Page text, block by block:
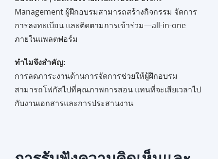
Management ผู้ฝึกอบรมสามารถสร้างกิจกรรม จัดการ
การลงทะเบียน และติดตามการเข้าร่วม—all-in-one
ภายในแพลตฟอร์ม
ทำไมจึงสำคัญ:
การลดภาระงานด้านการจัดการช่วยให้ผู้ฝึกอบรม
สามารถโฟกัสไปที่คุณภาพการสอน แทนที่จะเสียเวลาไป
กับงานเอกสารและการประสานงาน